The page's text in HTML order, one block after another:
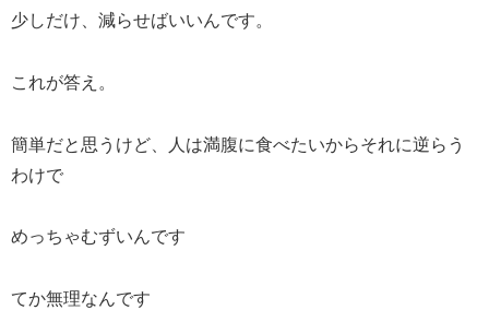
少しだけ、減らせばいいんです。
これが答え。
簡単だと思うけど、人は満腹に食べたいからそれに逆らう
わけで
めっちゃむずいんです
てか無理なんです